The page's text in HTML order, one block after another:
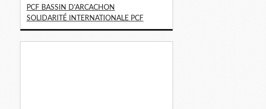
PCF BASSIN D'ARCACHON
SOLIDARITÉ INTERNATIONALE PCF